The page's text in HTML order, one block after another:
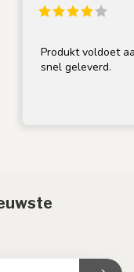
Produkt voldoet
snel geleverd.